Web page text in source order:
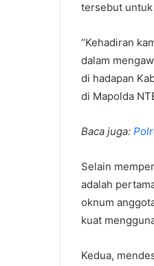
tersebut
“Kehadiran
dalam
di hadapan
di Mapolda
Baca juga:
Selain
adalah
oknum
kuat
Kedua,